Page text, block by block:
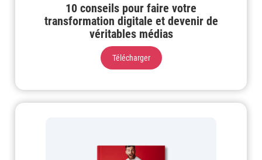
10 conseils pour faire votre
transformation digitale et devenir de
véritables médias
Télécharger